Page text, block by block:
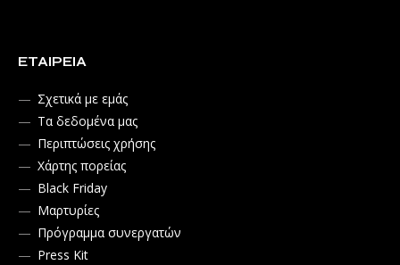
ΕΤΑΙΡΕΊΑ
Σχετικά με εμάς
Τα δεδομένα μας
Περιπτώσεις χρήσης
Χάρτης πορείας
Black Friday
Μαρτυρίες
Πρόγραμμα συνεργατών
Press Kit